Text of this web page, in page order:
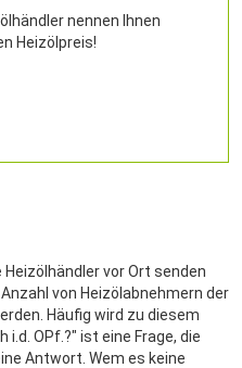
nennen Ihnen
Heizölpreis!
Heizölhändler vor Ort senden
von Heizölabnehmern der
Häufig wird zu diesem
OPf.?" ist eine Frage, die
Antwort. Wem es keine